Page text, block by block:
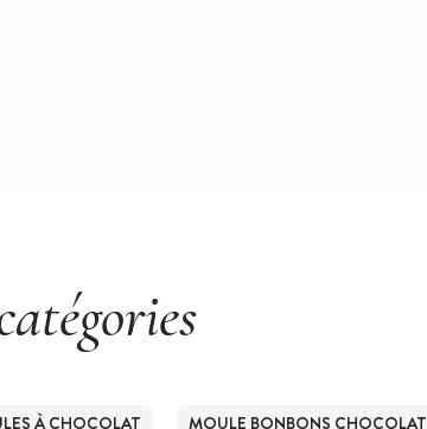
À CHOCOLAT MOULE BONBONS CHOCOLAT